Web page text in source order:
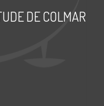
DE COLMAR